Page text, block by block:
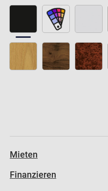
Mieten
Finanzieren